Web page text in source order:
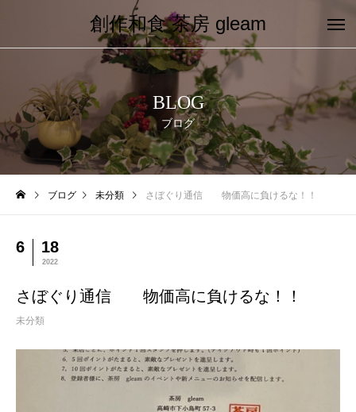
創作和食 茶房 gleam
BLOG
ブログ
ブログ 未分類 さぼぐり通信 物価高に負けるな！！
6 18
2022
さぼぐり通信 物価高に負けるな！！
未分類